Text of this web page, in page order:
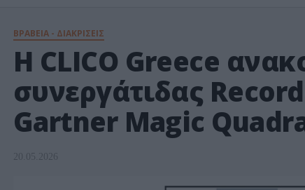
ΒΡΑΒΕΙΑ - ΔΙΑΚΡΙΣΕΙΣ
Η CLICO Greece
συνεργάτιδας
Gartner Magic
20.05.2026